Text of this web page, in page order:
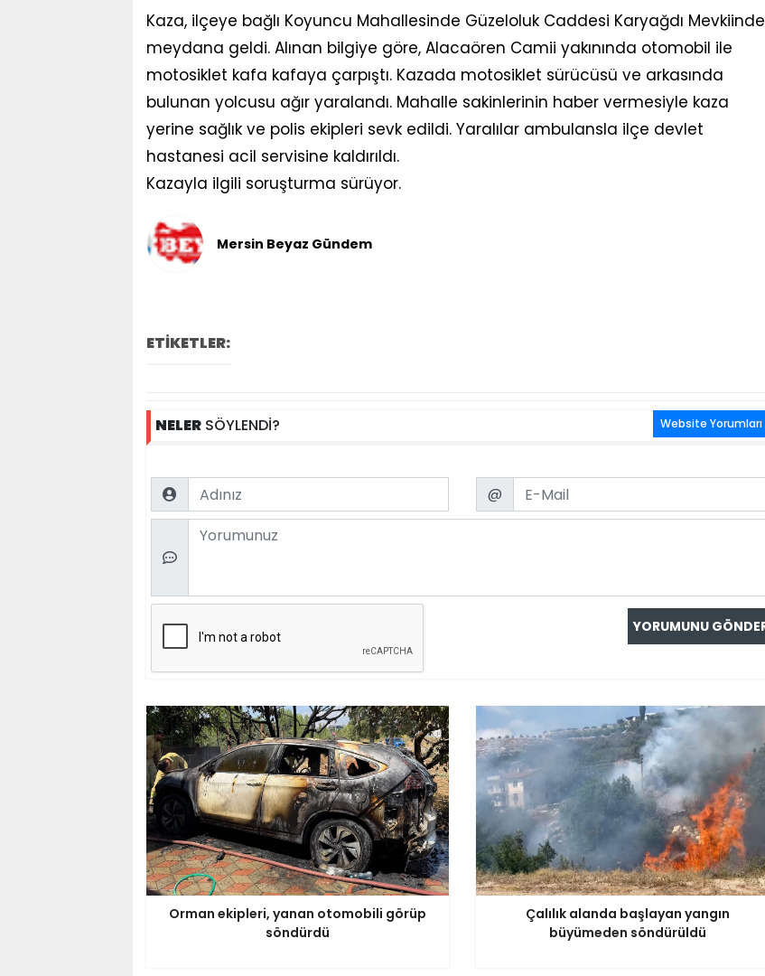
Kaza, ilçeye bağlı Koyuncu Mahallesinde Güzeloluk Caddesi Karyağdı Mevkiinde
meydana geldi. Alınan bilgiye göre, Alacaören Camii yakınında otomobil ile
motosiklet kafa kafaya çarpıştı. Kazada motosiklet sürücüsü ve arkasında
bulunan yolcusu ağır yaralandı. Mahalle sakinlerinin haber vermesiyle kaza
yerine sağlık ve polis ekipleri sevk edildi. Yaralılar ambulansla ilçe devlet
hastanesi acil servisine kaldırıldı.
Kazayla ilgili soruşturma sürüyor.
Mersin Beyaz Gündem
ETİKETLER:
NELER SÖYLENDİ? Website Yorumları
Name Email
@
Comment
Orman ekipleri, yanan otomobili görüp
söndürdü
Çalılık alanda başlayan yangın
büyümeden söndürüldü